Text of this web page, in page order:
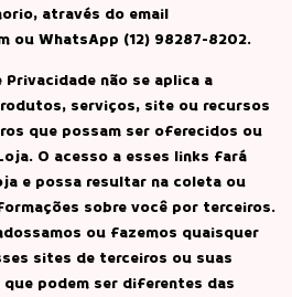
através do email
ou WhatsApp (12) 98287-8202.
não se aplica a
serviços, site ou recursos
que possam ser oferecidos ou
O acesso a esses links fará
e possa resultar na coleta ou
sobre você por terceiros.
ou fazemos quaisquer
sites de terceiros ou suas
podem ser diferentes das